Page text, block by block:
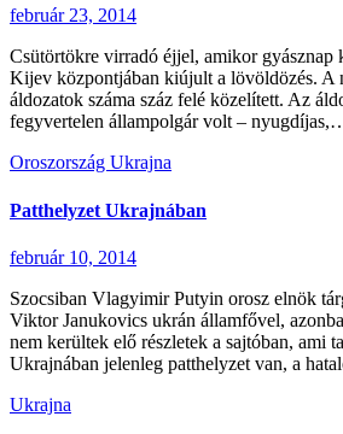
február 23, 2014
Csütörtökre virradó éjjel, amikor gyásznap
Kijev központjában kiújult a lövöldözés. A
áldozatok száma száz felé közelített. Az
fegyvertelen állampolgár volt –
Oroszország Ukrajna
Patthelyzet Ukrajnában
február 10, 2014
Szocsiban Vlagyimir Putyin orosz elnök
Viktor Janukovics ukrán államfővel,
nem kerültek elő részletek a sajtóban, ami
Ukrajnában jelenleg patthelyzet van, a
Ukrajna